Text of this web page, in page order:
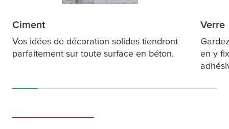
Ciment
Vos idées de décoration solides tiendront
parfaitement sur toute surface en béton.
Verre
en y